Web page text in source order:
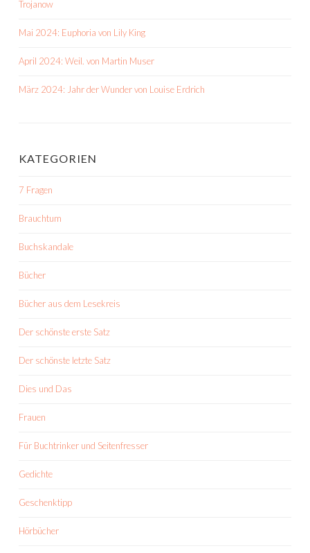
Trojanow
Mai 2024: Euphoria von Lily King
April 2024: Weil. von Martin Muser
März 2024: Jahr der Wunder von Louise Erdrich
KATEGORIEN
7 Fragen
Brauchtum
Buchskandale
Bücher
Bücher aus dem Lesekreis
Der schönste erste Satz
Der schönste letzte Satz
Dies und Das
Frauen
Für Buchtrinker und Seitenfresser
Gedichte
Geschenktipp
Hörbücher